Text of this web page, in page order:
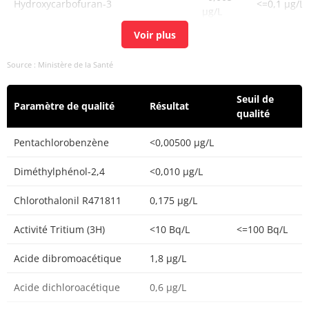
Hydroxycarbofuran-3
µg/L
<=0,1 µg/L
<0,020
<=0,1 µg/L
<0,005
µg/L
Acétochlore
Atrazine déisopropyl-2-hydroxy
Source : Ministère de la Santé
Paramètre de qualité Résultat
Seuil de
qualité
Pentachlorobenzène <0,00500 µg/L
Diméthylphénol-2,4 <0,010 µg/L
Chlorothalonil R471811 0,175 µg/L
Activité Tritium (3H) <10 Bq/L <=100 Bq/L
Acide dibromoacétique 1,8 µg/L
Acide dichloroacétique 0,6 µg/L